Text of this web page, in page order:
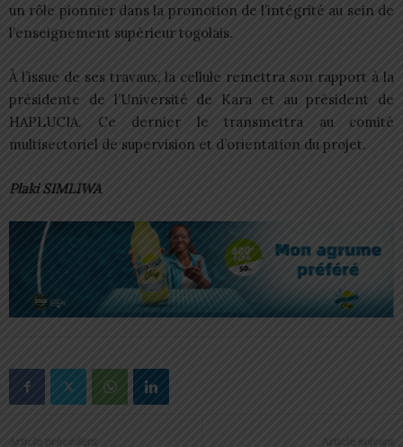
un rôle pionnier dans la promotion de l’intégrité au sein de
l’enseignement supérieur togolais.
À l’issue de ses travaux, la cellule remettra son rapport à la
présidente de l’Université de Kara et au président de
HAPLUCIA. Ce dernier le transmettra au comité
multisectoriel de supervision et d’orientation du projet.
Plaki SIMLIWA
Article précédent Article suivant